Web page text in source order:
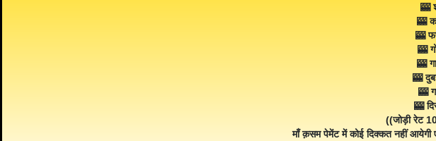
🎰
🎰
🎰
🎰
🎰
🎰
🎰
🎰
((जोड़ी रेट
माँ क़सम पेमेंट में कोई दिक्कत नहीं आयेगी